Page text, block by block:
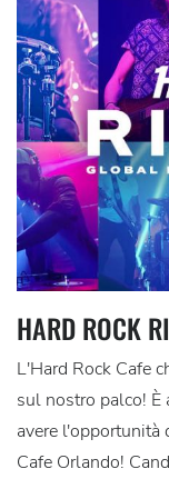
HARD ROCK
L'Hard Rock Cafe
sul nostro palco!
avere l'opportunità
Cafe Orlando!